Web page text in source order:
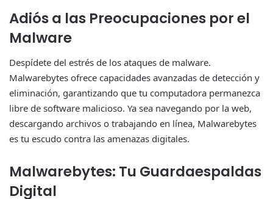
Adiós a las Preocupaciones por el
Malware
Despídete del estrés de los ataques de malware.
Malwarebytes ofrece capacidades avanzadas de detección y
eliminación, garantizando que tu computadora permanezca
libre de software malicioso. Ya sea navegando por la web,
descargando archivos o trabajando en línea, Malwarebytes
es tu escudo contra las amenazas digitales.
Malwarebytes: Tu Guardaespaldas
Digital